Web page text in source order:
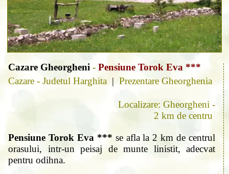
Cazare Gheorgheni - Pensiune Torok Eva ***
Cazare - Judetul Harghita | Prezentare Gheorghenia
Localizare: Gheorgheni -
2 km de centru
Pensiune Torok Eva *** se afla la 2 km de centrul
orasului, intr-un peisaj de munte linistit, adecvat
pentru odihna.